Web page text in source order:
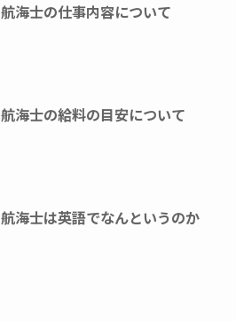
航海士の仕事内容について
航海士の給料の目安について
航海士は英語でなんというのか